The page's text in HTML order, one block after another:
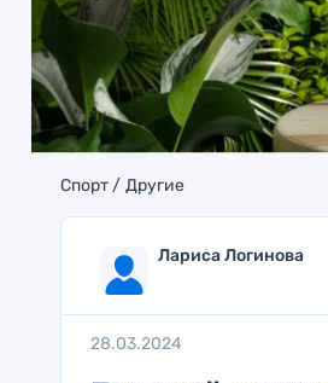
Спорт Другие
Лариса Логинова
28.03.2024